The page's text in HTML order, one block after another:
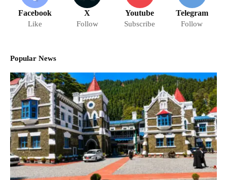
Facebook
Like
X
Follow
Youtube
Subscribe
Telegram
Follow
Popular News